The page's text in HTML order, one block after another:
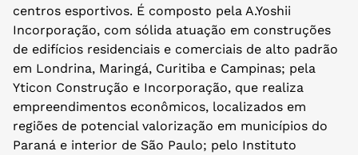
centros esportivos. É composto pela A.Yoshii
Incorporação, com sólida atuação em construções
de edifícios residenciais e comerciais de alto padrão
em Londrina, Maringá, Curitiba e Campinas; pela
Yticon Construção e Incorporação, que realiza
empreendimentos econômicos, localizados em
regiões de potencial valorização em municípios do
Paraná e interior de São Paulo; pelo Instituto